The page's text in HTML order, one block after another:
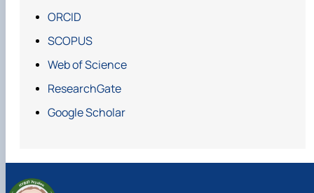
ORCID
SCOPUS
Web of Science
ResearchGate
Google Scholar